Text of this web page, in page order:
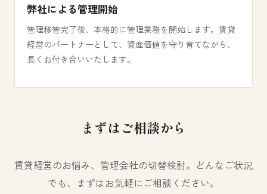
弊社による管理開始
管理移管完了後、本格的に管理業務を開始します。賃貸
経営のパートナーとして、資産価値を守り育てながら、
長くお付き合いいたします。
まずはご相談から
賃貸経営のお悩み、管理会社の切替検討。どんなご状況
でも、まずはお気軽にご相談ください。